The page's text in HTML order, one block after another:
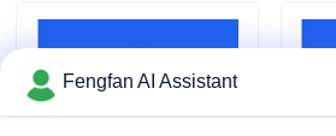
Chiedi un preventivo
Prodotti chimici per la zincatura
Fengfan AI Assistant